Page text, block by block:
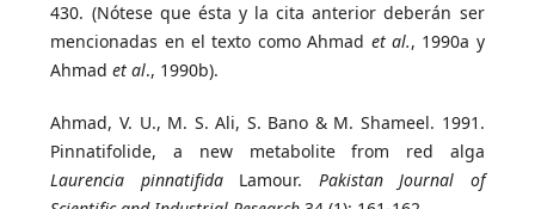
430. (Nótese que ésta y la cita anterior deberán ser
mencionadas en el texto como Ahmad et al., 1990a y
Ahmadet al., 1990b).
Ahmad, V. U., M. S. Ali, S. Bano & M. Shameel. 1991.
Pinnatifolide, a new metabolite from red alga
Laurencia pinnatifidaLamour. Pakistan Journal of